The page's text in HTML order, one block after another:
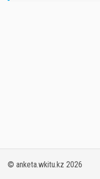
© anketa.wkitu.kz 2026